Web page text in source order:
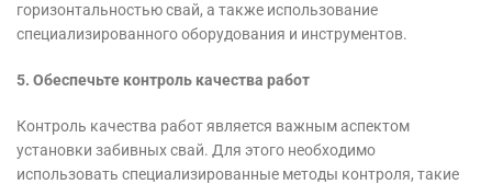
горизонтальностью свай, а также использование
специализированного оборудования и инструментов.
5. Обеспечьте контроль качества работ
Контроль качества работ является важным аспектом
установки забивных свай. Для этого необходимо
использовать специализированные методы контроля, такие